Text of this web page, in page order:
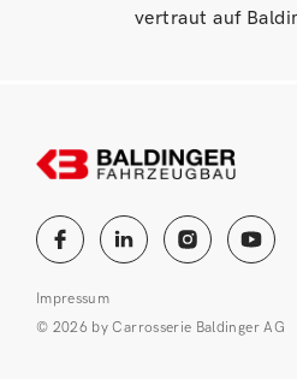
vertraut auf
Impressum
© 2026 by Carrosserie Baldinger AG